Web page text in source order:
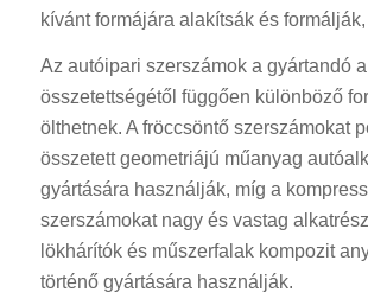
kívánt formájára alakítsák és formálják,
Az autóipari szerszámok a gyártandó
összetettségétől függően különböző
ölthetnek. A fröccsöntő szerszámokat
összetett geometriájú műanyag
gyártására használják, míg a
szerszámokat nagy és vastag
lökhárítók és műszerfalak kompozit
történő gyártására használják.